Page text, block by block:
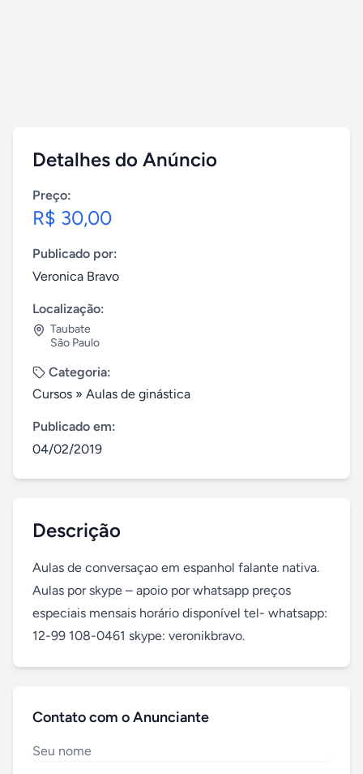
Detalhes do Anúncio
Preço:
R$ 30,00
Publicado por:
Veronica Bravo
Localização:
Taubate
São Paulo
Categoria:
Cursos » Aulas de ginástica
Publicado em:
04/02/2019
Descrição
Aulas de conversaçao em espanhol falante nativa.
Aulas por skype – apoio por whatsapp preços
especiais mensais horário disponível tel- whatsapp:
12-99 108-0461 skype: veronikbravo.
Contato com o Anunciante